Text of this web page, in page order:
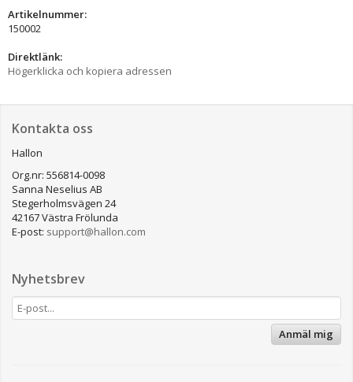
Artikelnummer:
150002
Direktlänk:
Högerklicka och kopiera adressen
Kontakta oss
Hallon
Org.nr: 556814-0098
Sanna Neselius AB
Stegerholmsvägen 24
42167 Västra Frölunda
E-post: support@hallon.com
Nyhetsbrev
Anmäl mig